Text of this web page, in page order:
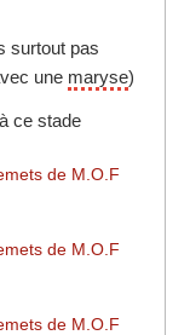
surtout pas
une maryse)
ce stade